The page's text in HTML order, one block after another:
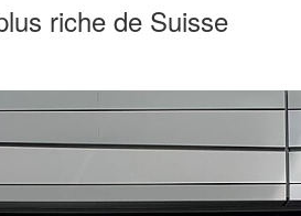
riche de Suisse